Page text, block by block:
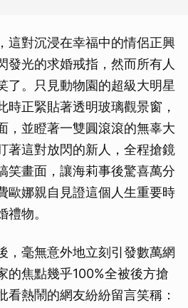
這對沉浸在幸福中的情侶正興
發光的求婚戒指，然而所有人
了。只見動物園的超級大明星
正緊貼著透明玻璃觀景窗，
，並瞪著一雙圓滾滾的無辜大
著這對放閃的新人，全程搶鏡
笑畫面，讓海莉事後驚喜萬分
歐娜親自見證這個人生重要時
物。
，毫無意外地立刻引發數萬網
的焦點幾乎100%全被後方搶
看熱鬧的網友紛紛留言笑稱：